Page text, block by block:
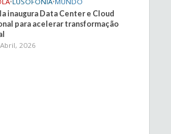
inaugura Data Center e Cloud
para acelerar transformação
2026